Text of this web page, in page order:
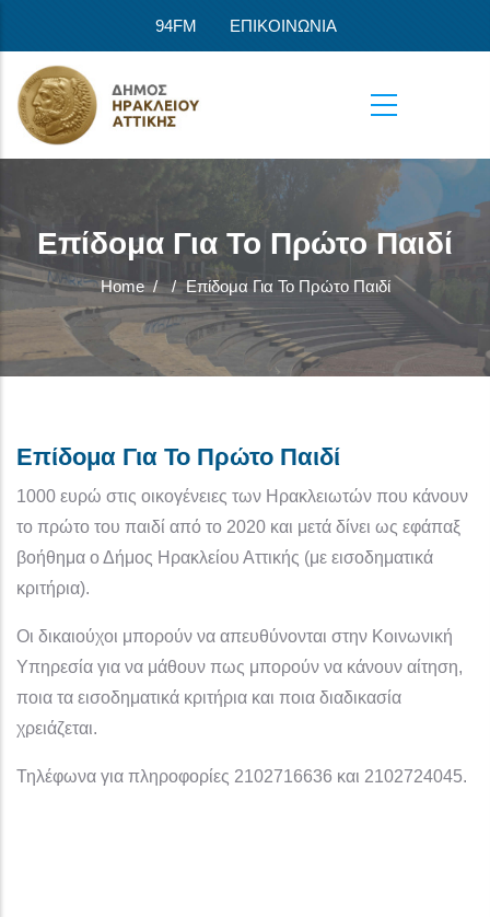
94FM ΕΠΙΚΟΙΝΩΝΙΑ
Επίδομα Για Το Πρώτο Παιδί
Home / / Επίδομα Για Το Πρώτο Παιδί
Επίδομα Για Το Πρώτο Παιδί
1000 ευρώ στις οικογένειες των Ηρακλειωτών που κάνουν
το πρώτο του παιδί από το 2020 και μετά δίνει ως εφάπαξ
βοήθημα ο Δήμος Ηρακλείου Αττικής (με εισοδηματικά
κριτήρια).
Οι δικαιούχοι μπορούν να απευθύνονται στην Κοινωνική
Υπηρεσία για να μάθουν πως μπορούν να κάνουν αίτηση,
ποια τα εισοδηματικά κριτήρια και ποια διαδικασία
χρειάζεται.
Τηλέφωνα για πληροφορίες 2102716636 και 2102724045.